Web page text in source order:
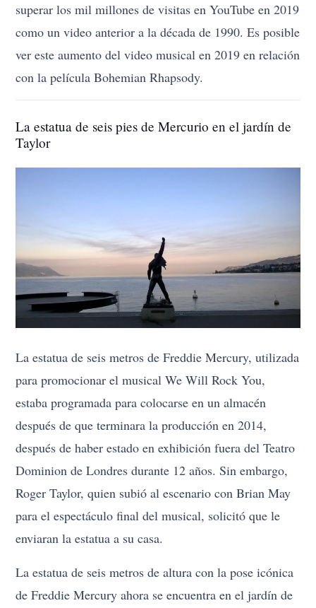
superar los mil millones de visitas en YouTube en 2019
como un video anterior a la década de 1990. Es posible
ver este aumento del video musical en 2019 en relación
con la película Bohemian Rhapsody.
La estatua de seis pies de Mercurio en el jardín de
Taylor
La estatua de seis metros de Freddie Mercury, utilizada
para promocionar el musical We Will Rock You,
estaba programada para colocarse en un almacén
después de que terminara la producción en 2014,
después de haber estado en exhibición fuera del Teatro
Dominion de Londres durante 12 años. Sin embargo,
Roger Taylor, quien subió al escenario con Brian May
para el espectáculo final del musical, solicitó que le
enviaran la estatua a su casa.
La estatua de seis metros de altura con la pose icónica
de Freddie Mercury ahora se encuentra en el jardín de